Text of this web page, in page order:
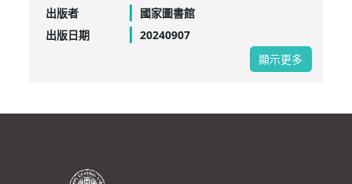
出版者
國家圖書館
出版日期
20240907
顯示更多